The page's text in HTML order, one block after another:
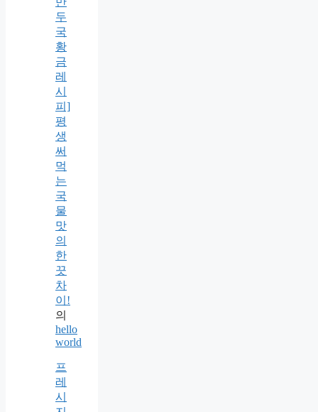
두
국
황
금
레
시
피]
평
생
써
먹
는
국
물
맛
의
한
끗
차
이!
의
hello
world
프
레
시